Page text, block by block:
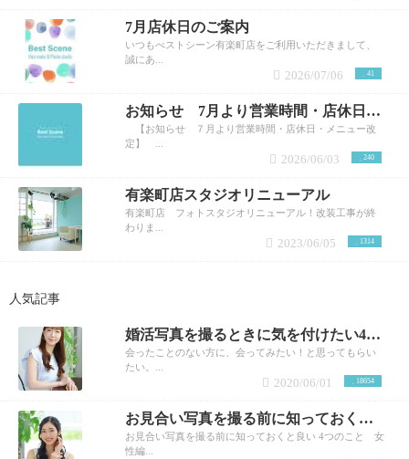
7月店休日のご案内
いつもべストシーン有楽町店をご利用いただきまして、
誠にあ...
41
2026/07/06
お知らせ 7月より営業時間・店休日・メニュー改定
【お知らせ ７月より営業時間・店休日・メニュー改
定】 ...
240
2026/06/03
有楽町店スタジオリニューアル
有楽町店 フォトスタジオリニューアル！改装工事が終
わりま...
1314
2023/06/05
人気記事
婚活写真を撮るときに気を付けたい4つの事と疑問について！選ばれる写真を撮ってもらうポイントをご紹介！
会ったことのない方に、会ってみたい！と思ってもらい
たい。...
18654
2020/06/01
お見合い写真を撮る前に知っておくと良い話 女性編
お見合い写真を撮る前に知っておくと良い 4つのこと 女
性編...